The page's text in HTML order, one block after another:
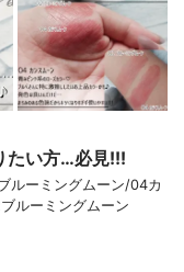
たい方…必見!!!
ルーミングムーン/04カ
ーミングムーン